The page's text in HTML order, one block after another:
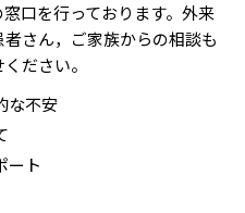
口を行っております。外来
さん，ご家族からの相談も
ださい。
な不安
ート